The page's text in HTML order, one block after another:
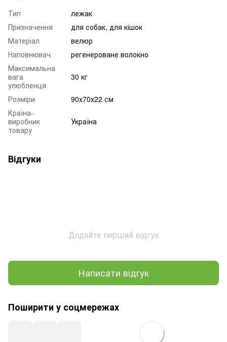
Тип
лежак
Призначення
для собак, для кішок
Матеріал
велюр
Наповнювач
регенероване волокно
Максимальна
вага
улюбленця
30 кг
Розміри
90х70х22 см
Країна-
виробник
товару
Україна
Відгуки
Додайте перший відгук
Написати відгук
Поширити у соцмережах